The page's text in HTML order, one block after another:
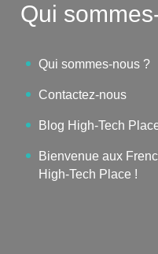
Qui
Qui sommes-nous ?
Contactez-nous
Blog High-Tech
Bienvenue aux
High-Tech Place !